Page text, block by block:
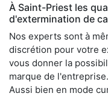
À Saint-Priest les
d'extermination de
Nos experts sont à
discrétion pour votre
vous donner la
marque de l'entreprise.
Aussi bien en mode